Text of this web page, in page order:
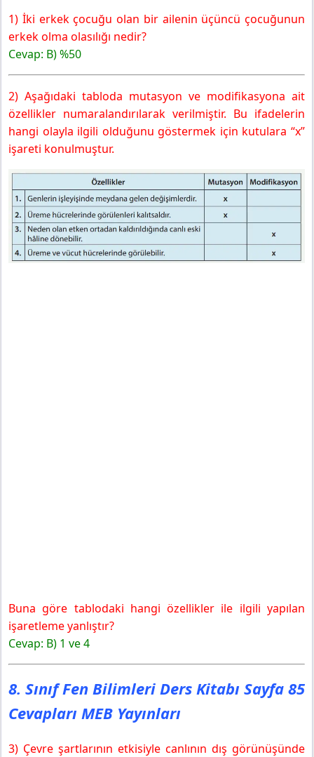
1) İki erkek çocuğu olan bir ailenin üçüncü çocuğunun
erkek olma olasılığı nedir?
Cevap: B) %50
2) Aşağıdaki tabloda mutasyon ve modifikasyona ait
özellikler numaralandırılarak verilmiştir. Bu ifadelerin
hangi olayla ilgili olduğunu göstermek için kutulara “x”
işareti konulmuştur.
Buna göre tablodaki hangi özellikler ile ilgili yapılan
işaretleme yanlıştır?
Cevap: B) 1 ve 4
8. Sınıf Fen Bilimleri Ders Kitabı Sayfa 85
Cevapları MEB Yayınları
3) Çevre şartlarının etkisiyle canlının dış görünüşünde